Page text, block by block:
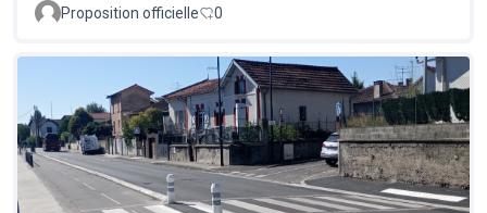
Proposition officielle 0